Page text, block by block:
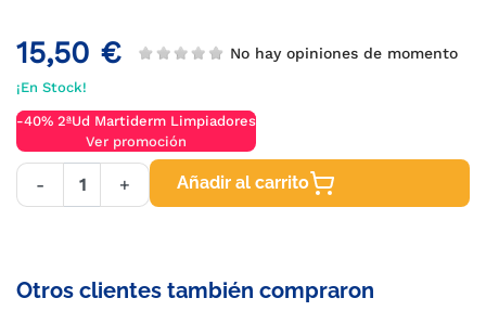
15,50 € No hay opiniones de momento
¡En Stock!
-40% 2ªUd Martiderm Limpiadores
Ver promoción
- + Añadir al carrito
Otros clientes también compraron